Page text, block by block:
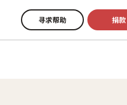
寻求帮助 捐款